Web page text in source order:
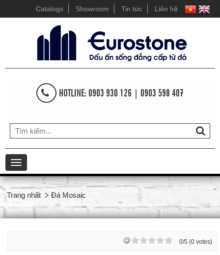
Catalogs Showroom Tin tức Liên hệ
HOTLINE: 0903 930 126 | 0903 598 407
Toggle
navigation
Trang nhất Đá Mosaic
0/5 (0 votes)